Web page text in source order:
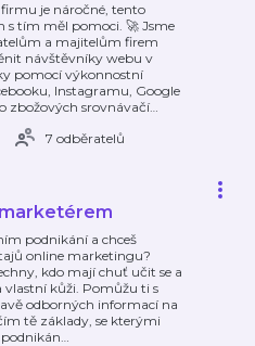
je náročné, tento
s tím měl pomoci. 🚀 Jsme
a majitelům firem
návštěvníky webu v
pomocí výkonnostní
Instagramu, Google
zbožových srovnávačí…
7 odběratelů
podnikání a chceš
online marketingu?
kdo mají chuť učit se a
vlastní kůži. Pomůžu ti s
odborných informací na
tě základy, se kterými
…